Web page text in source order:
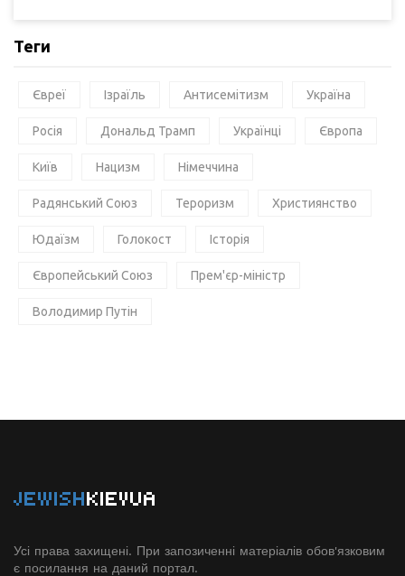
Теги
Євреї Ізраїль Антисемітизм Україна
Росія Дональд Трамп Українці Європа
Київ Нацизм Німеччина
Радянський Союз Тероризм Християнство
Юдаїзм Голокост Історія
Європейський Союз Прем'єр-міністр
Володимир Путін
JEWISHKIEVUA
Усі права захищені. При запозиченні матеріалів обов'язковим
є посилання на даний портал.